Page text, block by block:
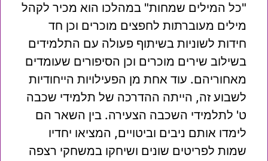
"כל המילים שמחות" במהלכו הוא מכיר לקהל
מילים מעוברתות לחפצים מוכרים וכן חד
חידות לשוניות בשיתוף פעולה עם התלמידים
בשילוב שירים מוכרים וכן הסיפורים שעומדים
מאחוריהם. עוד אחת מן הפעילויות הייחודיות
לשבוע זה, הייתה ההדרכה של תלמידי שכבה
ט' לתלמידי השכבה הצעירה. בין השאר הם
לימדו אותם ניבים וביטויים, המציאו יחדיו
שמות לפריטים שונים ושיחקו במשחקי רצפה